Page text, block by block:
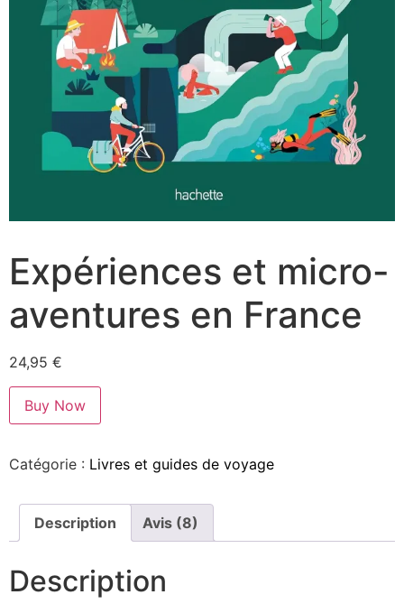
Expériences et micro-
aventures en France
24,95 €
Buy Now
Catégorie : Livres et guides de voyage
Description Avis (8)
Description